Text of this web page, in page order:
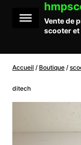
contenu
Vente de
scooter et
Accueil / Boutique /
ditech